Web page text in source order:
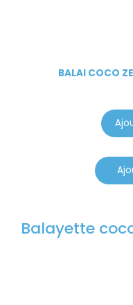
BALAI COCO
Balayette